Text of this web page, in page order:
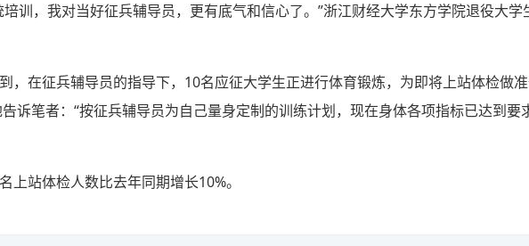
训，我对当好征兵辅导员，更有底气和信心了。”浙江财经大学东方学院退役大学
，在征兵辅导员的指导下，10名应征大学生正进行体育锻炼，为即将上站体检做
诉笔者：“按征兵辅导员为自己量身定制的训练计划，现在身体各项指标已达到要
上站体检人数比去年同期增长10%。